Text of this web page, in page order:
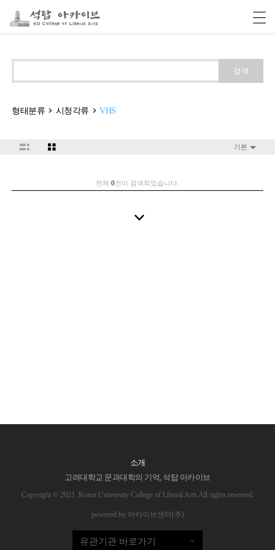
검색
형태분류 시청각류 VHS
기본
전체 0건이 검색되었습니다.
소개
고려대학교 문과대학의 기억, 석탑 아카이브
Copyright © 2021. Korea University College of Liberal Arts All rights reserved.
powered by 아카이브센터(주)
유관기관 바로가기